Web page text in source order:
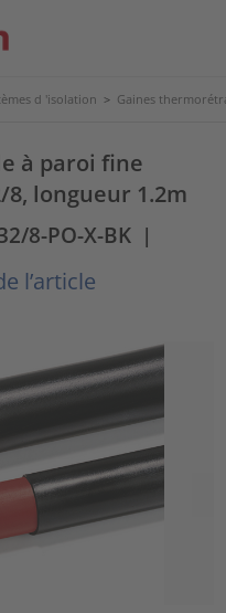
d 'isolation > Gaines
à paroi fine
8, longueur 1.2m
8-PO-X-BK |
l’article